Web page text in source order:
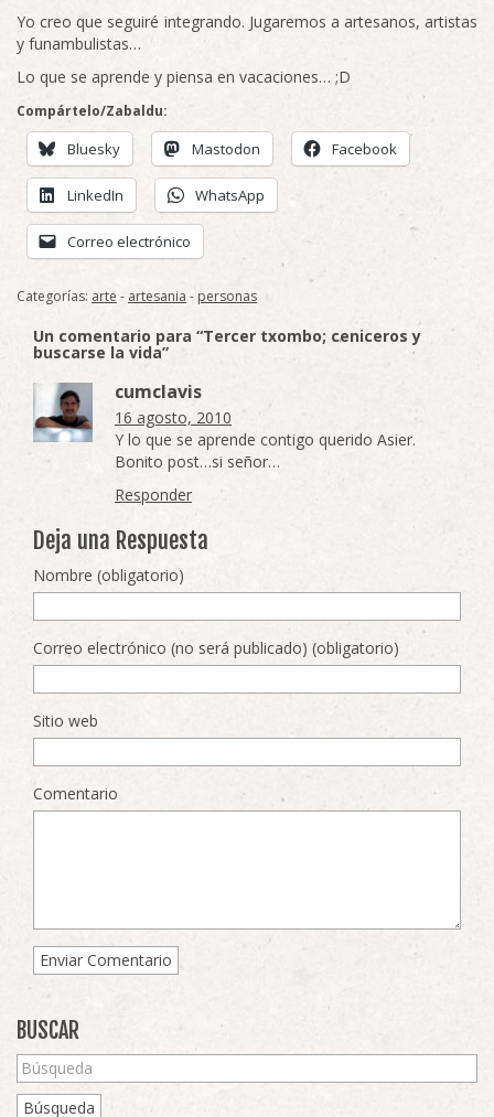
Yo creo que seguiré integrando. Jugaremos a artesanos, artistas
y funambulistas…
Lo que se aprende y piensa en vacaciones… ;D
Compártelo/Zabaldu:
Bluesky Mastodon Facebook
LinkedIn WhatsApp
Correo electrónico
Categorías: arte - artesania - personas
Un comentario para “Tercer txombo; ceniceros y
buscarse la vida”
cumclavis
16 agosto, 2010
Y lo que se aprende contigo querido Asier.
Bonito post…si señor…
Responder
Deja una Respuesta
Nombre (obligatorio)
Correo electrónico (no será publicado) (obligatorio)
Sitio web
Comentario
BUSCAR
Búsqueda